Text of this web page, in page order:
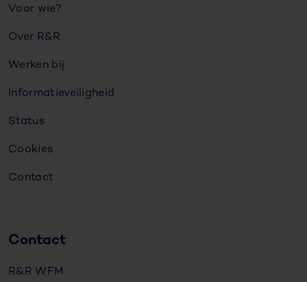
Voor wie?
Over R&R
Werken bij
Informatieveiligheid
Status
Cookies
Contact
Contact
R&R WFM